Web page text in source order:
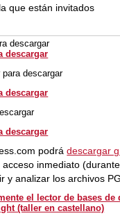
que están invitados
descargar
descargar
descargar
descargar
descargar
podrádescargar
inmediato
y analizar los archivos
el lector de bases de
(taller en castellano)